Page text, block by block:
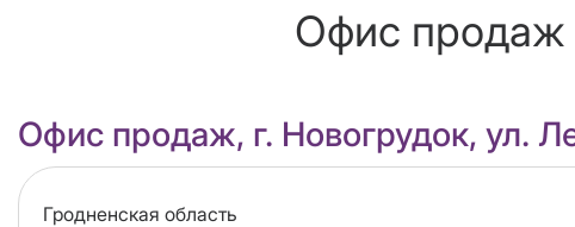
Офис продаж
Офис продаж, г. Новогрудок, ул.
Область
Гродненская область